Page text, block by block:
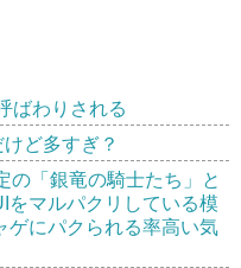
ばわりされる
ど多すぎ？
の「銀竜の騎士たち」と
をマルパクリしている模
ゲにパクられる率高い気